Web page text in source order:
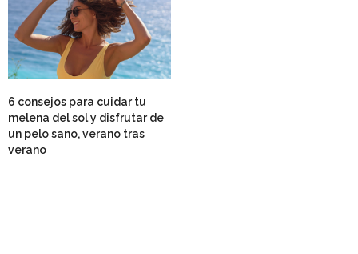
6 consejos para cuidar tu
melena del sol y disfrutar de
un pelo sano, verano tras
verano